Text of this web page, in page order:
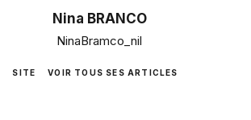
Nina BRANCO
NinaBramco_nil
SITE VOIR TOUS SES ARTICLES